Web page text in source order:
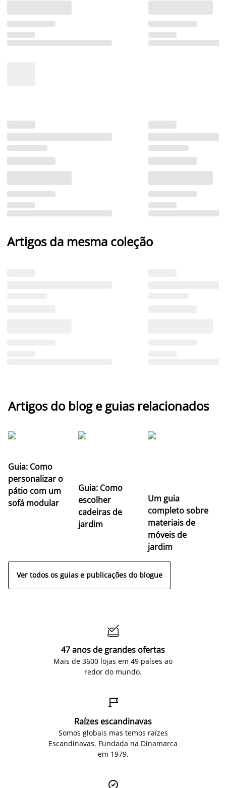
Artigos da mesma coleção
Artigos do blog e guias relacionados
Guia: Como
personalizar o
pátio com um
sofá modular
Guia: Como
escolher
cadeiras de
jardim
Um guia
completo sobre
materiais de
móveis de
jardim
Ver todos os guias e publicações do blogue

47 anos de grandes ofertas
Mais de 3600 lojas em 49 países ao
redor do mundo.

Raízes escandinavas
Somos globais mas temos raízes
Escandinavas. Fundada na Dinamarca
em 1979.
